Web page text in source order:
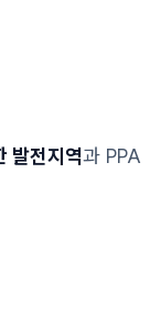
발전지역과 PPA